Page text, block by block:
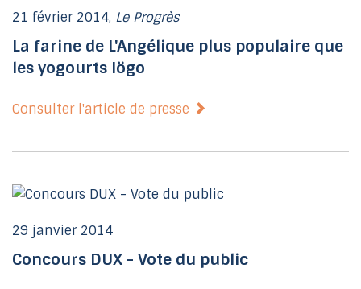
21 février 2014, Le Progrès
La farine de L'Angélique plus populaire que
les yogourts Iögo
Consulter l'article de presse
29 janvier 2014
Concours DUX - Vote du public